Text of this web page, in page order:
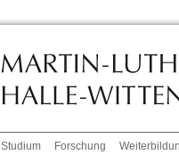
Studium Forschung